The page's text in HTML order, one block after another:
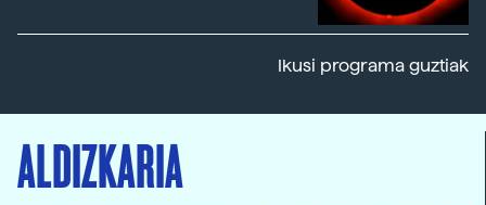
Ikusi programa guztiak
ALDIZKARIA